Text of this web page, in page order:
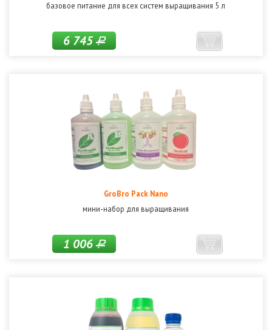
базовое питание для всех систем выращивания 5 л
6 745Р
GroBro Pack Nano
мини-набор для выращивания
1 006Р